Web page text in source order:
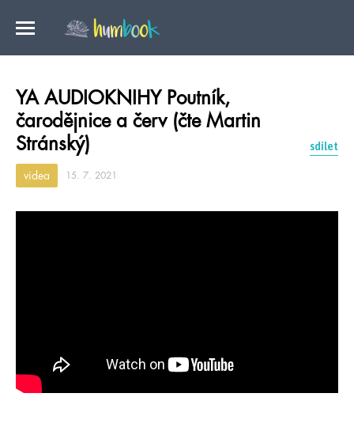
YA AUDIOKNIHY Poutník,
čarodějnice a červ (čte Martin
Stránský)
sdílet
videa 15. 7. 2021